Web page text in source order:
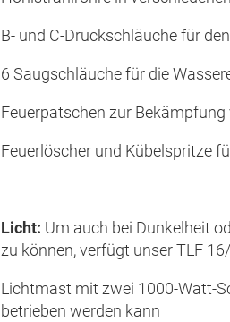
B- und C-Druckschläuche für
6 Saugschläuche für die
Feuerpatschen zur
Feuerlöscher und Kübelspritze
Licht: Um auch bei Dunkelheit
zu können, verfügt unser TLF
Lichtmast mit zwei 1000-Watt-
betrieben werden kann